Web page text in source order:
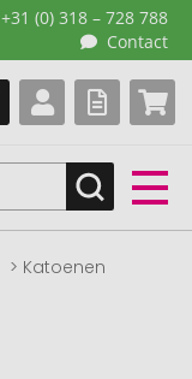
+31 (0) 318 – 728 788
Contact
Katoenen